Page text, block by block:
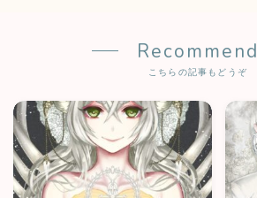
Recommend
こちらの記事もどうぞ